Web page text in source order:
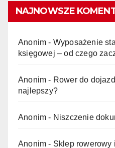
NAJNOWSZE
Anonim - Wyposażenie
księgowej – od czego
Anonim - Rower do
najlepszy?
Anonim - Niszczenie
Anonim - Sklep rowerowy